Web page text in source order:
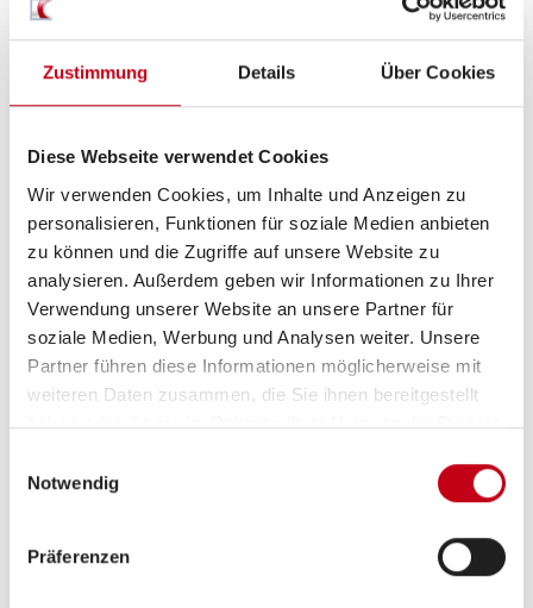
Zustimmung Details Über Cookies
Diese Webseite verwendet Cookies
Wir verwenden Cookies, um Inhalte und Anzeigen zu
personalisieren, Funktionen für soziale Medien anbieten
zu können und die Zugriffe auf unsere Website zu
analysieren. Außerdem geben wir Informationen zu Ihrer
Verwendung unserer Website an unsere Partner für
soziale Medien, Werbung und Analysen weiter. Unsere
Partner führen diese Informationen möglicherweise mit
weiteren Daten zusammen, die Sie ihnen bereitgestellt
haben oder die sie im Rahmen Ihrer Nutzung der Dienste
Notwendig
Präferenzen
Beschreibung
Sofort verfügbar!
UVP des Herstellers: 79.068,00  - Sparen Sie jetzt
8.078,00 !
234TLmit einem Automatikgetriebe
aus
Team mit bis zu 5 zugelassenen Sitzplätzen, Hubbett,